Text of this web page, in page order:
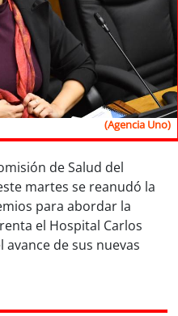
(Agencia Uno)
de Salud del
martes se reanudó la
para abordar la
el Hospital Carlos
avance de sus nuevas